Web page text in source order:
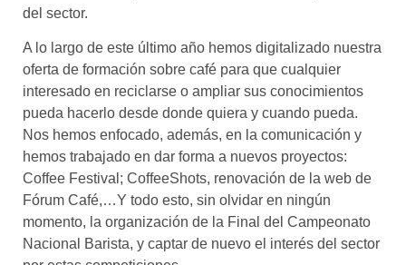
del sector.
A lo largo de este último año hemos digitalizado nuestra
oferta de formación sobre café para que cualquier
interesado en reciclarse o ampliar sus conocimientos
pueda hacerlo desde donde quiera y cuando pueda.
Nos hemos enfocado, además, en la comunicación y
hemos trabajado en dar forma a nuevos proyectos:
Coffee Festival; CoffeeShots, renovación de la web de
Fórum Café,…Y todo esto, sin olvidar en ningún
momento, la organización de la Final del Campeonato
Nacional Barista, y captar de nuevo el interés del sector